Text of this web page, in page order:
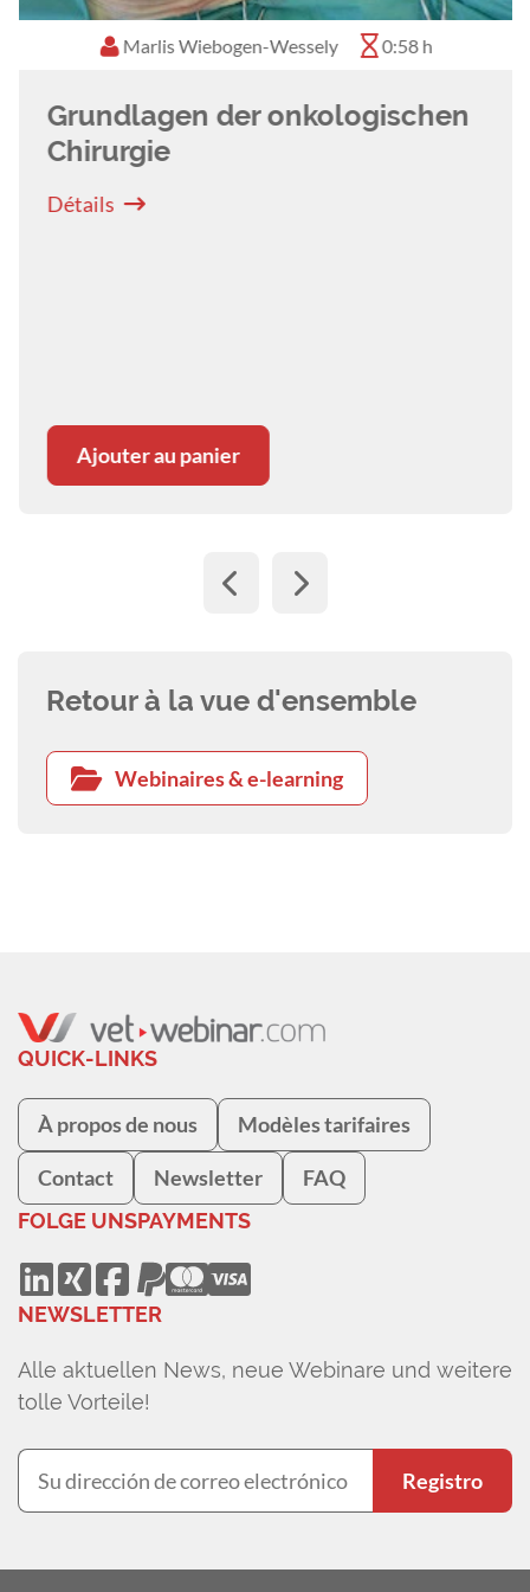
Geschäftsführerin und Leiterin der
chirurgischen Abteilung in der Tierklinik St.
Marlis Wiebogen-Wessely 0:58 h
Grundlagen der onkologischen
Chirurgie
Détails
Ajouter au panier
Retour à la vue d'ensemble
Webinaires & e-learning
QUICK-LINKS
À propos de nous Modèles tarifaires
Contact Newsletter FAQ
FOLGE UNSPAYMENTS
NEWSLETTER
Alle aktuellen News, neue Webinare und weitere
tolle Vorteile!
Registro